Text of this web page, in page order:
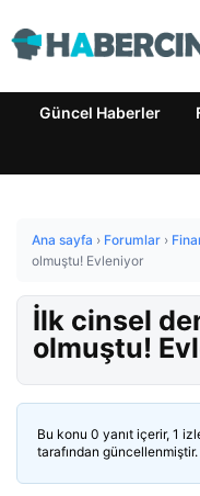
Güncel Haberler
Ana sayfa › Forumlar ›
olmuştu! Evleniyor
İlk cinsel
olmuştu!
Bu konu 0 yanıt içerir, 1
tarafından güncellenmiştir.